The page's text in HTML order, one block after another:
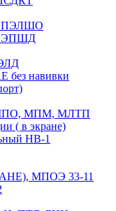
ПЭЛШО
без навивки
МПО, МПМ, МЛТП
( в экране)
HB-1
МПОЭ 33-11